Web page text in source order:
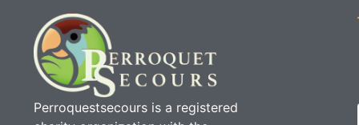
Perroquestsecours is a registered